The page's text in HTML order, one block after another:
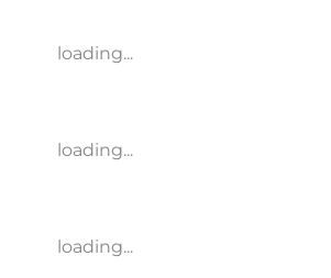
loading...
loading...
loading...